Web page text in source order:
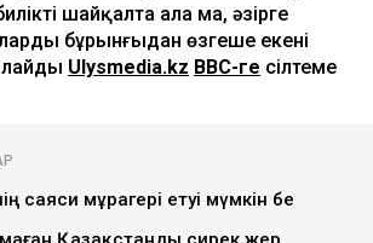
шайқалта ала ма, әзірге
бұрынғыдан өзгеше екені
Ulysmedia.kz BBC-ге сілтеме
саяси мұрагері етуі мүмкін бе